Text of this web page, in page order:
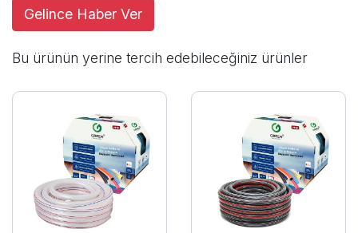
Gelince Haber Ver
Bu ürünün yerine tercih edebileceğiniz ürünler